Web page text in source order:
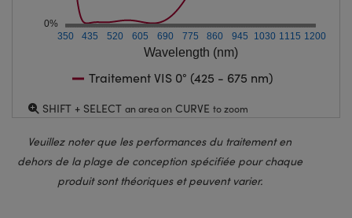
Wavelength (nm)
350 435 520 605 690 775 860 945 1030 1115 1200
0%
Traitement VIS 0° (425 - 675 nm)
SHIFT + SELECT an area on CURVE to zoom
Veuillez noter que les performances du traitement en
dehors de la plage de conception spécifiée pour chaque
produit sont théoriques et peuvent varier.